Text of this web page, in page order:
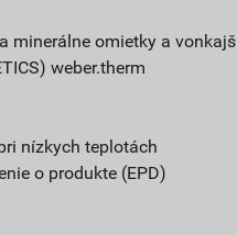
minerálne omietky a
weber.therm
nízkych teplotách
o produkte (EPD)